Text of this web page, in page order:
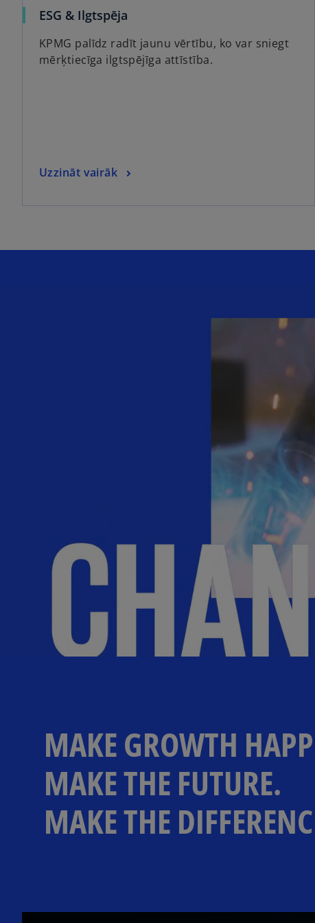
ESG & Ilgtspēja
KPMG palīdz radīt jaunu vērtību, ko var sniegt
mērķtiecīga ilgtspējīga attīstība.
Uzzināt vairāk
MAKE GROWTH
MAKE THE FUTURE.
MAKE THE